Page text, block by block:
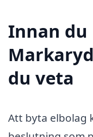
Innan du
du veta
Att byta elbolag